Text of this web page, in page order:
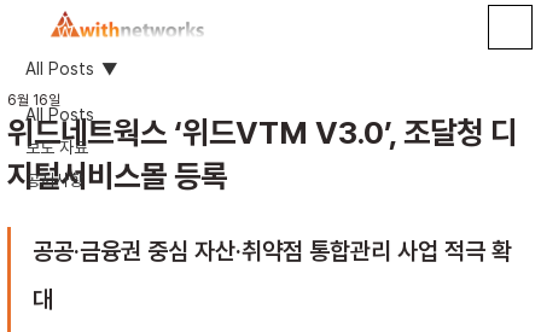
All Posts
보도 자료
공지사항
All Posts
위드네트웍스 ‘위드VTM V3.0’, 조달청 디
지털서비스몰 등록
6월 16일
공공·금융권 중심 자산·취약점 통합관리 사업 적극 확
대